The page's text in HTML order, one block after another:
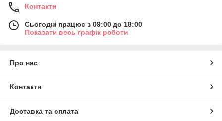
Контакти
Сьогодні працює з 09:00 до 18:00
Показати весь графік роботи
Про нас
Контакти
Доставка та оплата